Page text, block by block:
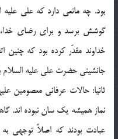
بود. چه مانعی دارد که علی
گوشش برسد و برای رضای خدا،
خداوند مقدّر کرده بود که چنین
جانشینی حضرت علی علیه
ثانیا: حالات عرفانی معصومین
نماز همیشه یک سان نبوده اند.
عبادت بودند که اصلاً توجهی به